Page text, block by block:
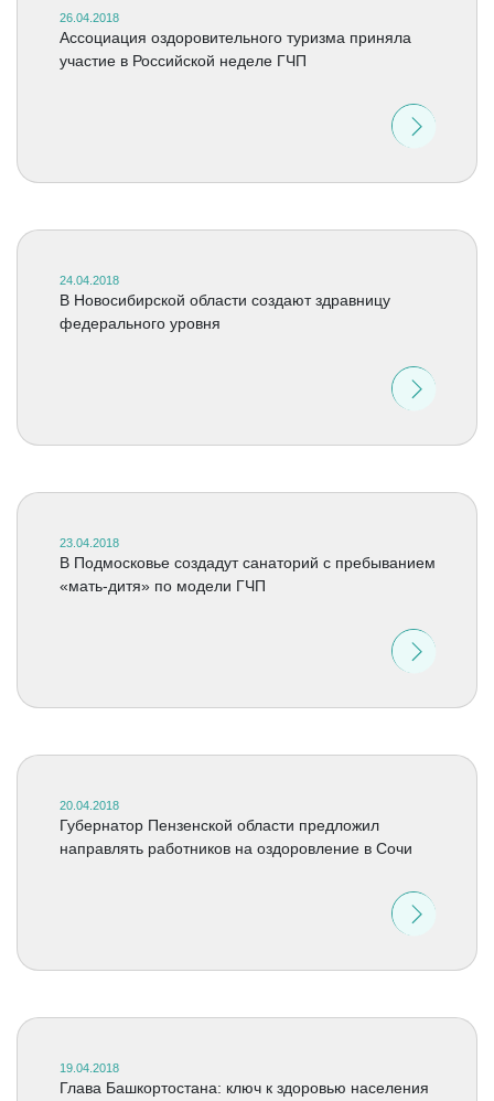
26.04.2018
Ассоциация оздоровительного туризма приняла
участие в Российской неделе ГЧП
24.04.2018
В Новосибирской области создают здравницу
федерального уровня
23.04.2018
В Подмосковье создадут санаторий с пребыванием
«мать-дитя» по модели ГЧП
20.04.2018
Губернатор Пензенской области предложил
направлять работников на оздоровление в Сочи
19.04.2018
Глава Башкортостана: ключ к здоровью населения